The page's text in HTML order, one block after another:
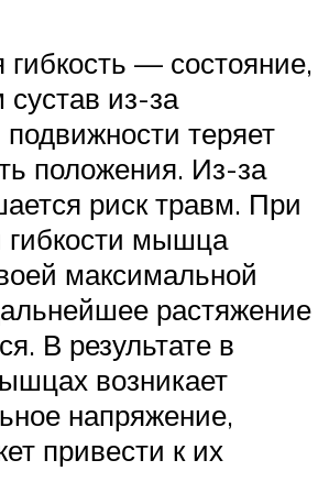
— состояние,
сустав из-за
теряет
положения. Из-за
риск травм. При
гибкости мышца
максимальной
растяжение
В результате в
возникает
напряжение,
привести к их